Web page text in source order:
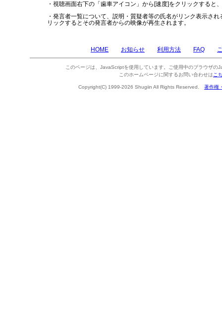
・視聴画面右下の「歯車アイコン」から[速度]をクリックすると
・発言者一覧について、説明・質疑者等の氏名がリンク表示さ
リックするとその発言者からの映像が再生されます。
HOME お知らせ 利用方法 FAQ
このページは、JavaScriptを使用しています。ご使用中のブラウザの
このホームページに関するお問い合わせは こ
Copyright(C) 1999-2026 Shugiin All Rights Reserved. 著作権